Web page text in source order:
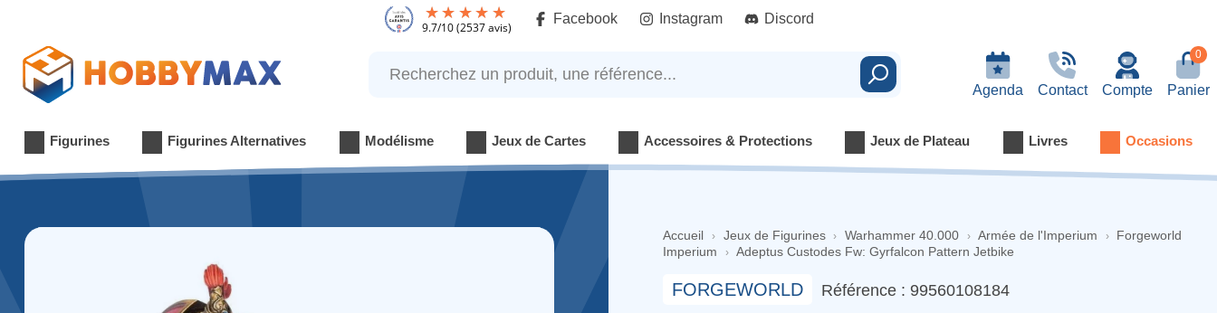
9.7 (2537 avis)
Facebook Instagram Discord
Agenda Contact
Recherchez un produit, une référence...
Rechercher Compte
0
Panier
Figurines Figurines Alternatives Modélisme Jeux de Cartes Accessoires & Protections Jeux de Plateau Livres Occasions
Accueil Jeux de Figurines Warhammer 40.000 Armée de l'Imperium
Forgeworld
Imperium
Adeptus Custodes Fw: Gyrfalcon Pattern Jetbike
FORGEWORLD Référence : 99560108184